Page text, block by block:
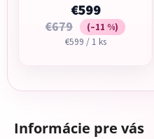
€599
€679
(–11 %)
Jednotková
€599 / 1 ks
Informácie pre vás